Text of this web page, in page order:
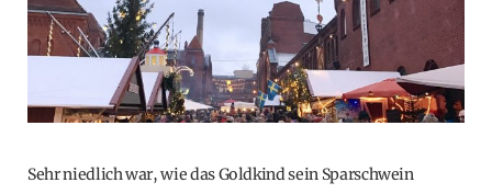
Sehr niedlich war, wie das Goldkind sein Sparschwein